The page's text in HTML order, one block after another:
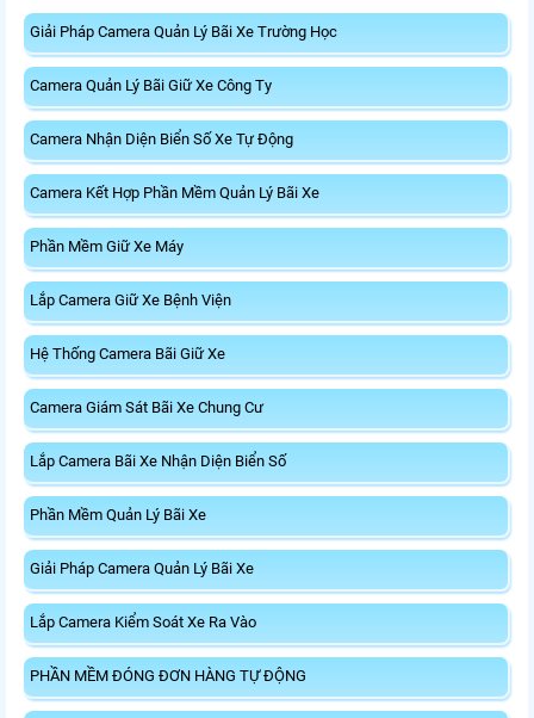
Giải Pháp Camera Quản Lý Bãi Xe Trường Học
Camera Quản Lý Bãi Giữ Xe Công Ty
Camera Nhận Diện Biển Số Xe Tự Động
Camera Kết Hợp Phần Mềm Quản Lý Bãi Xe
Phần Mềm Giữ Xe Máy
Lắp Camera Giữ Xe Bệnh Viện
Hệ Thống Camera Bãi Giữ Xe
Camera Giám Sát Bãi Xe Chung Cư
Lắp Camera Bãi Xe Nhận Diện Biển Số
Phần Mềm Quản Lý Bãi Xe
Giải Pháp Camera Quản Lý Bãi Xe
Lắp Camera Kiểm Soát Xe Ra Vào
PHẦN MỀM ĐÓNG ĐƠN HÀNG TỰ ĐỘNG